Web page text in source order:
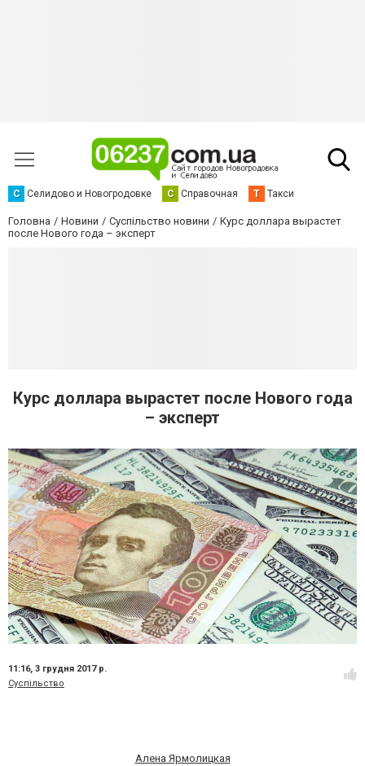
С Селидово и Новогродовке С Справочная Т Такси
Головна Новини Суспільство новини
Курс доллара вырастет
после Нового года – эксперт
Курс доллара вырастет после Нового года
– эксперт
11:16, 3 грудня 2017 р.
Суспільство
Алена Ярмолицкая